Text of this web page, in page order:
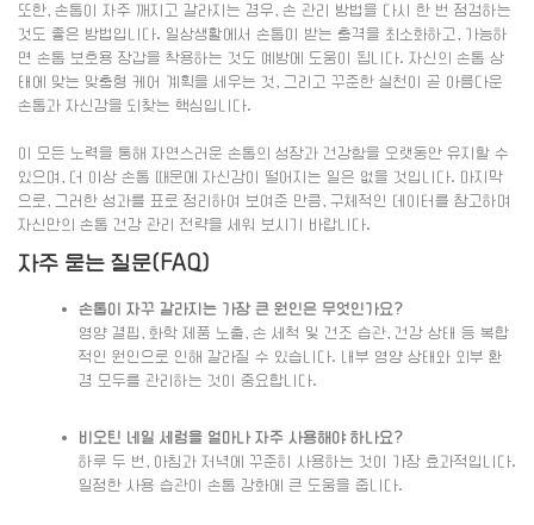
또한, 손톱이 자주 깨지고 갈라지는 경우, 손 관리 방법을 다시 한 번 점검하는
것도 좋은 방법입니다. 일상생활에서 손톱이 받는 충격을 최소화하고, 가능하
면 손톱 보호용 장갑을 착용하는 것도 예방에 도움이 됩니다. 자신의 손톱 상
태에 맞는 맞춤형 케어 계획을 세우는 것, 그리고 꾸준한 실천이 곧 아름다운
손톱과 자신감을 되찾는 핵심입니다.
이 모든 노력을 통해 자연스러운 손톱의 성장과 건강함을 오랫동안 유지할 수
있으며, 더 이상 손톱 때문에 자신감이 떨어지는 일은 없을 것입니다. 마지막
으로, 그러한 성과를 표로 정리하여 보여준 만큼, 구체적인 데이터를 참고하며
자신만의 손톱 건강 관리 전략을 세워 보시기 바랍니다.
자주 묻는 질문(FAQ)
손톱이 자꾸 갈라지는 가장 큰 원인은 무엇인가요?
영양 결핍, 화학 제품 노출, 손 세척 및 건조 습관, 건강 상태 등 복합
적인 원인으로 인해 갈라질 수 있습니다. 내부 영양 상태와 외부 환
경 모두를 관리하는 것이 중요합니다.
비오틴 네일 세럼을 얼마나 자주 사용해야 하나요?
하루 두 번, 아침과 저녁에 꾸준히 사용하는 것이 가장 효과적입니다.
일정한 사용 습관이 손톱 강화에 큰 도움을 줍니다.